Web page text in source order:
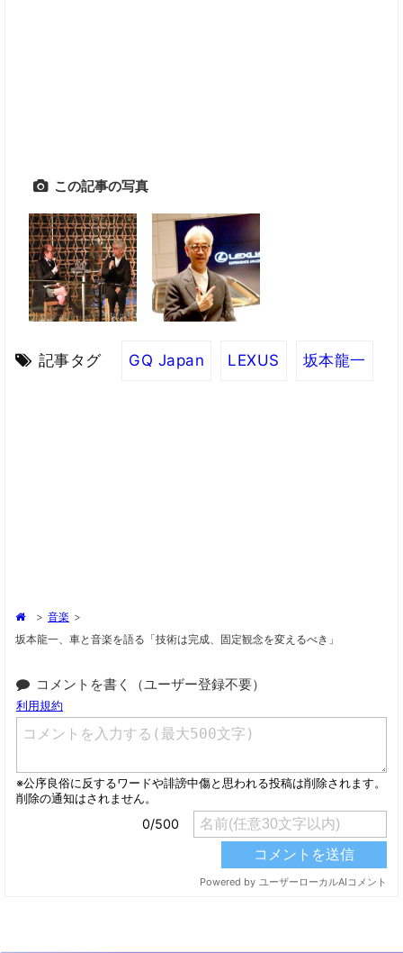
この記事の写真
記事タグ GQ Japan LEXUS 坂本龍一
> 音楽 >
坂本龍一、車と音楽を語る「技術は完成、固定観念を変えるべき」
コメントを書く（ユーザー登録不要）